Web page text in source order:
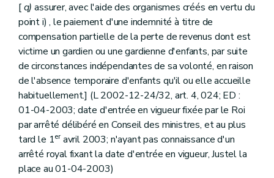
[q) assurer, avec l'aide des organismes créés en vertu du
point i) , le paiement d'une indemnité à titre de
compensation partielle de la perte de revenus dont est
victime un gardien ou une gardienne d'enfants, par suite
de circonstances indépendantes de sa volonté, en raison
de l'absence temporaire d'enfants qu'il ou elle accueille
habituellement.] (L 2002-12-24/32, art. 4, 024; ED :
01-04-2003; date d'entrée en vigueur fixée par le Roi
par arrêté délibéré en Conseil des ministres, et au plus
tard le 1eravril 2003; n'ayant pas connaissance d'un
arrêté royal fixant la date d'entrée en vigueur, Justel la
place au 01-04-2003)